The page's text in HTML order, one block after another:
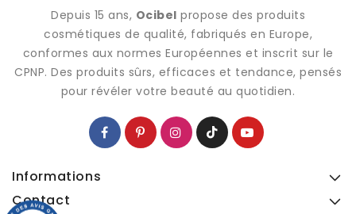
Depuis 15 ans, Ocibel propose des produits
cosmétiques de qualité, fabriqués en Europe,
conformes aux normes Européennes et inscrit sur le
CPNP. Des produits sûrs, efficaces et tendance, pensés
pour révéler votre beauté au quotidien.
Informations
Contact